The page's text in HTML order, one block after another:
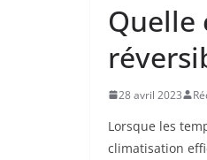
Quelle
28 avril 2023
Lorsque les
climatisation